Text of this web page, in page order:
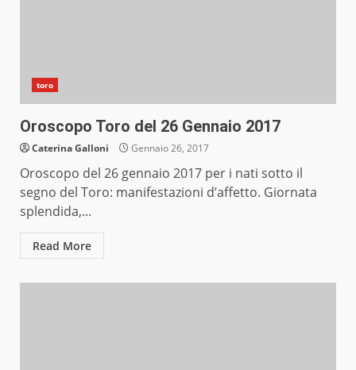
toro
Oroscopo Toro del 26 Gennaio 2017
Caterina Galloni Gennaio 26, 2017
Oroscopo del 26 gennaio 2017 per i nati sotto il
segno del Toro: manifestazioni d’affetto. Giornata
splendida,...
Read More